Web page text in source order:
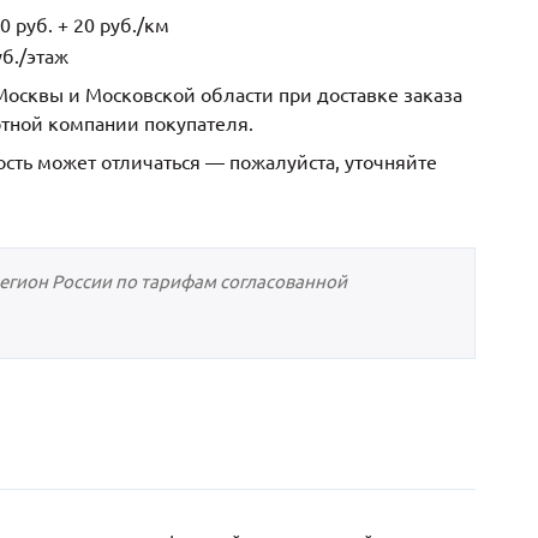
руб. + 20 руб./км
этаж
и Московской области при доставке заказа
компании покупателя.
может отличаться — пожалуйста, уточняйте
России по тарифам согласованной